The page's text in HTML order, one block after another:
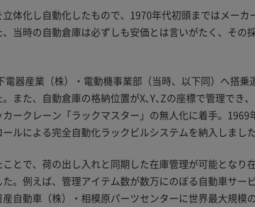
体化し自動化したもので、1970年代初頭まではメーカ
当時の自動倉庫は必ずしも安価とは言いがたく、その
器産業（株）・電動機事業部（当時、以下同）へ搭乗
また、自動倉庫の格納位置がX､Y､Zの座標で管理でき
ークレーン「ラックマスター」の無人化に着手。1969
ルによる完全自動化ラックビルシステムを納入しました
とで、荷の出し入れと同期した在庫管理が可能となり
。例えば、管理アイテム数が数万にのぼる自動車サー
自動車（株）・相模原パーツセンターに世界最大規模